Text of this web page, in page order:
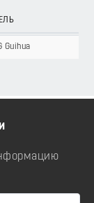
Guihua